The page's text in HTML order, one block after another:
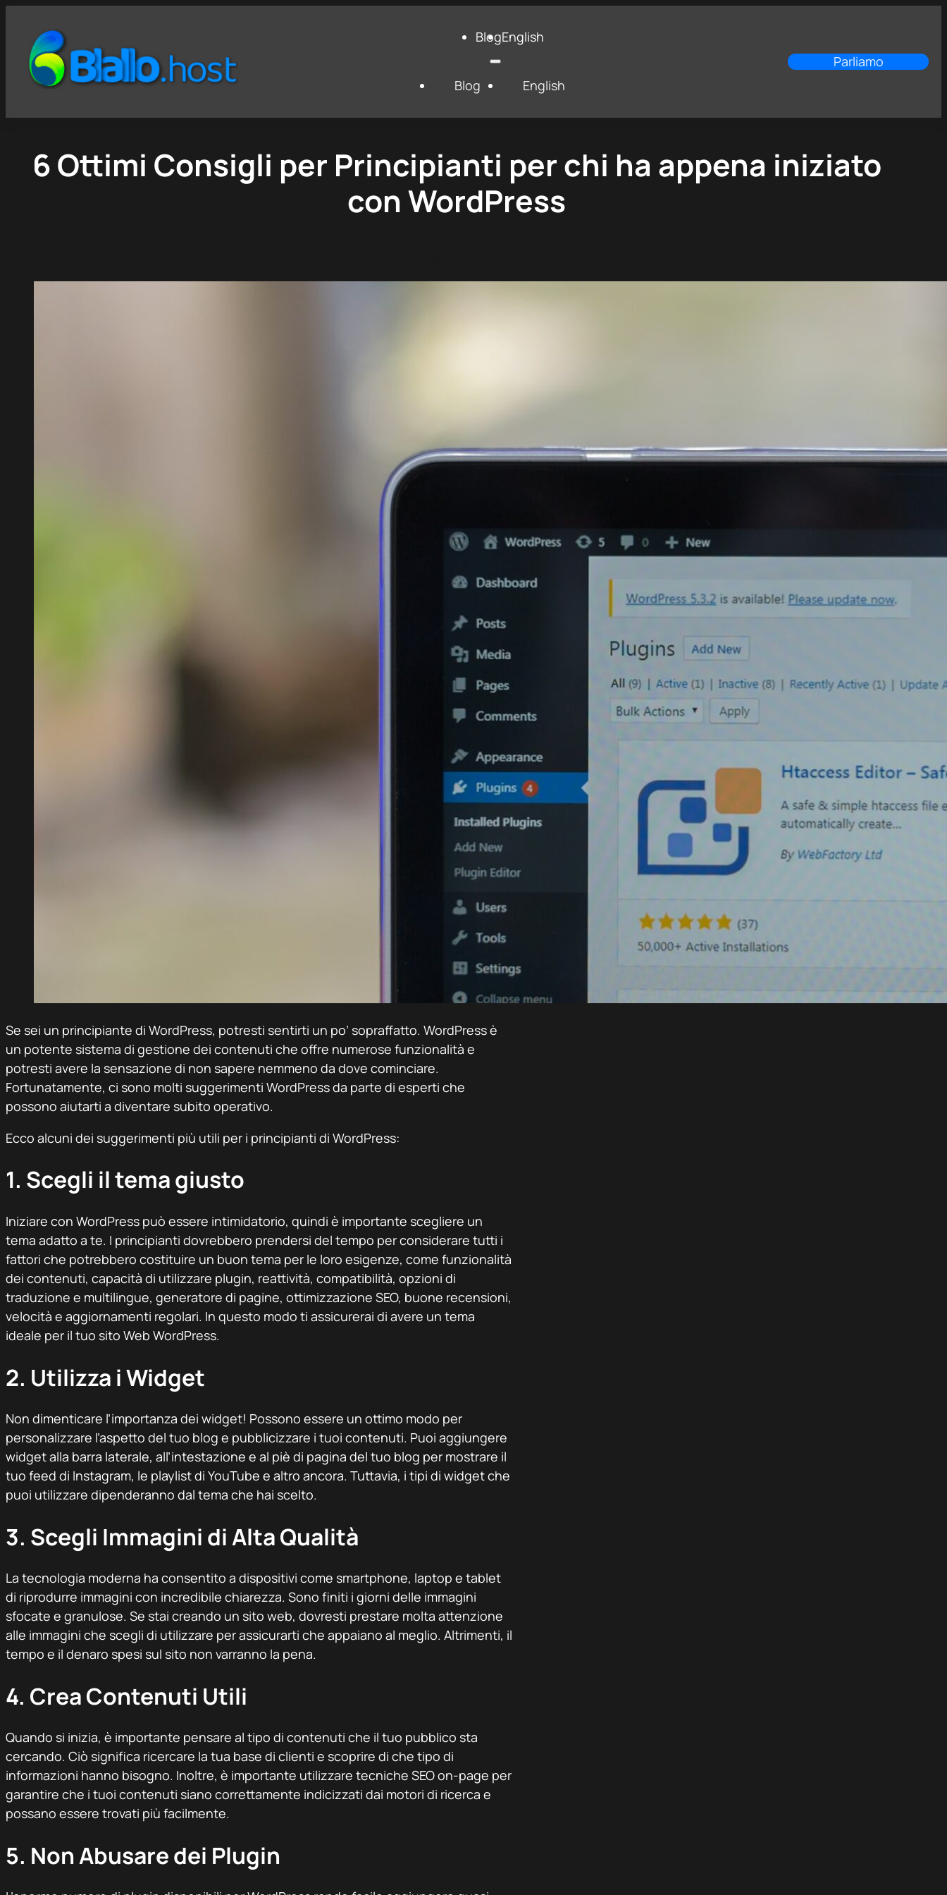
BlogEnglish
Blog English
Parliamo
6 Ottimi Consigli per Principianti per chi ha appena iniziato
con WordPress
Se sei un principiante di WordPress, potresti sentirti un po’ sopraffatto. WordPress è
un potente sistema di gestione dei contenuti che offre numerose funzionalità e
potresti avere la sensazione di non sapere nemmeno da dove cominciare.
Fortunatamente, ci sono molti suggerimenti WordPress da parte di esperti che
possono aiutarti a diventare subito operativo.
Ecco alcuni dei suggerimenti più utili per i principianti di WordPress:
1. Scegli il tema giusto
Iniziare con WordPress può essere intimidatorio, quindi è importante scegliere un
tema adatto a te. I principianti dovrebbero prendersi del tempo per considerare tutti i
fattori che potrebbero costituire un buon tema per le loro esigenze, come funzionalità
dei contenuti, capacità di utilizzare plugin, reattività, compatibilità, opzioni di
traduzione e multilingue, generatore di pagine, ottimizzazione SEO, buone recensioni,
velocità e aggiornamenti regolari. In questo modo ti assicurerai di avere un tema
ideale per il tuo sito Web WordPress.
2. Utilizza i Widget
Non dimenticare l’importanza dei widget! Possono essere un ottimo modo per
personalizzare l’aspetto del tuo blog e pubblicizzare i tuoi contenuti. Puoi aggiungere
widget alla barra laterale, all’intestazione e al piè di pagina del tuo blog per mostrare il
tuo feed di Instagram, le playlist di YouTube e altro ancora. Tuttavia, i tipi di widget che
puoi utilizzare dipenderanno dal tema che hai scelto.
3. Scegli Immagini di Alta Qualità
La tecnologia moderna ha consentito a dispositivi come smartphone, laptop e tablet
di riprodurre immagini con incredibile chiarezza. Sono finiti i giorni delle immagini
sfocate e granulose. Se stai creando un sito web, dovresti prestare molta attenzione
alle immagini che scegli di utilizzare per assicurarti che appaiano al meglio. Altrimenti, il
tempo e il denaro spesi sul sito non varranno la pena.
4. Crea Contenuti Utili
Quando si inizia, è importante pensare al tipo di contenuti che il tuo pubblico sta
cercando. Ciò significa ricercare la tua base di clienti e scoprire di che tipo di
informazioni hanno bisogno. Inoltre, è importante utilizzare tecniche SEO on-page per
garantire che i tuoi contenuti siano correttamente indicizzati dai motori di ricerca e
possano essere trovati più facilmente.
5. Non Abusare dei Plugin